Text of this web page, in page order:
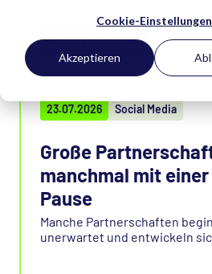
Cookie-Einstellungen
Akzeptieren
im Beitrag.
Zum Beitrag
23.07.2026 Social Media
Große
manchmal mit
Pause
Manche Partnerschaften
unerwartet und entwickeln